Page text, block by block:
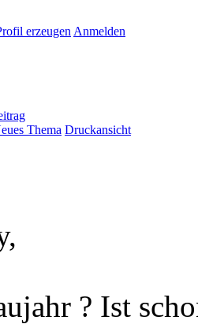
erzeugen Anmelden
Thema Druckansicht
? Ist